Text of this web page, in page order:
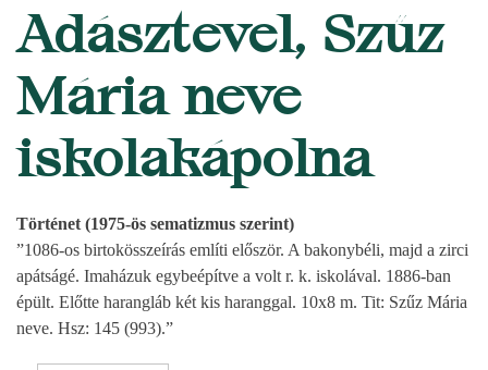
Adásztevel, Szűz
Mária neve
iskolakápolna
Történet (1975-ös sematizmus szerint)
”1086-os birtokösszeírás említi először. A bakonybéli, majd a zirci
apátságé. Imaházuk egybeépítve a volt r. k. iskolával. 1886-ban
épült. Előtte harangláb két kis haranggal. 10x8 m. Tit: Szűz Mária
neve. Hsz: 145 (993).”